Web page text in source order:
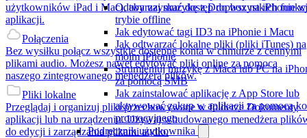
Odtwarzaj muzykę z Dropbox na iPhonie w
trybie offline
Jak edytować tagi ID3 na iPhonie i Macu
Jak odtwarzać lokalne pliki (pliki iTunes) na
moim iPhonie
Strumieniuj muzykę z Maca lub PC na
za pomocą SMB
Jak zainstalować aplikację z App Store lub
aktywować zakup w aplikacji za pomocą
promocyjnego
Podręcznik użytkownika
użytkowników iPad i Mac), aby uzyskać dostęp do wszystkich
aplikacji.
Połączenia
Bez wysiłku połącz wszystkie dostępne konta w chmurze z cennymi
plikami audio. Możesz nawet edytować pliki online za pomocą
naszego zintegrowanego menedżera plików.
Pliki lokalne
Przeglądaj i organizuj pliki przechowywane w folderze Dokumenty
aplikacji lub na urządzeniu. Używaj wbudowanego menedżera
do edycji i zarządzania plikami audio.